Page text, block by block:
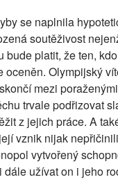
se naplnila
soutěživost
bude platit, že ten,
Olympijský
mezi
trvale podřizovat
z jejich práce. A
vznik nijak
vytvořený
užívat on i jeho